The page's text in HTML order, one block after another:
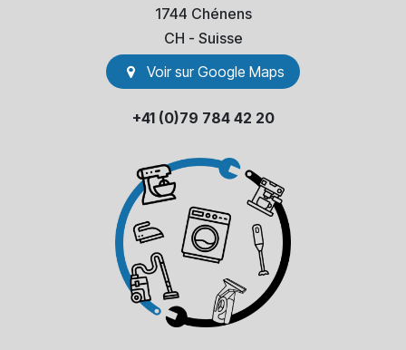
1744 Chénens
​CH - Suisse
Voir sur Go​​ogle Maps
+41 (0)79 784 42 20